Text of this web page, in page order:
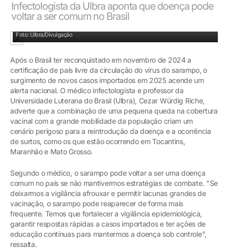
Infectologista da Ulbra aponta que doença pode
voltar a ser comum no Brasil
Foto: Ulbra/Divulgação
Após o Brasil ter reconquistado em novembro de 2024 a
certificação de país livre da circulação do vírus do sarampo, o
surgimento de novos casos importados em 2025 acende um
alerta nacional. O médico infectologista e professor da
Universidade Luterana do Brasil (Ulbra), Cezar Würdig Riche,
adverte que a combinação de uma pequena queda na cobertura
vacinal com a grande mobilidade da população criam um
cenário perigoso para a reintrodução da doença e a ocorrência
de surtos, como os que estão ocorrendo em Tocantins,
Maranhão e Mato Grosso.
Segundo o médico, o sarampo pode voltar a ser uma doença
comum no país se não mantivermos estratégias de combate. "Se
deixarmos a vigilância afrouxar e permitir lacunas grandes de
vacinação, o sarampo pode reaparecer de forma mais
frequente. Temos que fortalecer a vigilância epidemiológica,
garantir respostas rápidas a casos importados e ter ações de
educação contínuas para mantermos a doença sob controle",
ressalta.